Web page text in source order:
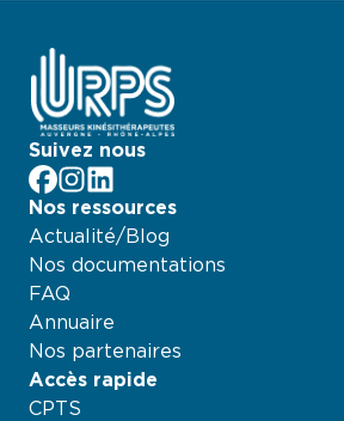
Suivez nous
facebook
Instagram
LinkedIn
Nos ressources
Actualité/Blog
Nos documentations
FAQ
Annuaire
Nos partenaires
Accès rapide
CPTS